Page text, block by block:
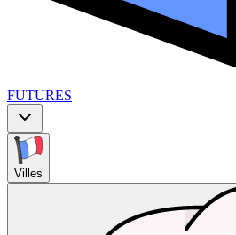
FUTURES
Villes